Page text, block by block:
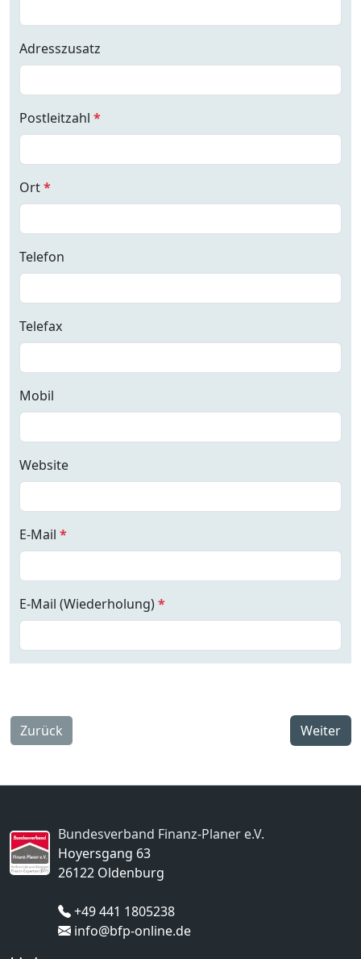
Adresszusatz
Postleitzahl *
Ort*
Telefon
Telefax
Mobil
Website
E-Mail *
E-Mail (Wiederholung)*
Zurück Weiter
Bundesverband Finanz-Planer e.V.
Hoyersgang 63
26122 Oldenburg
+49 441 1805238
info@bfp-online.de